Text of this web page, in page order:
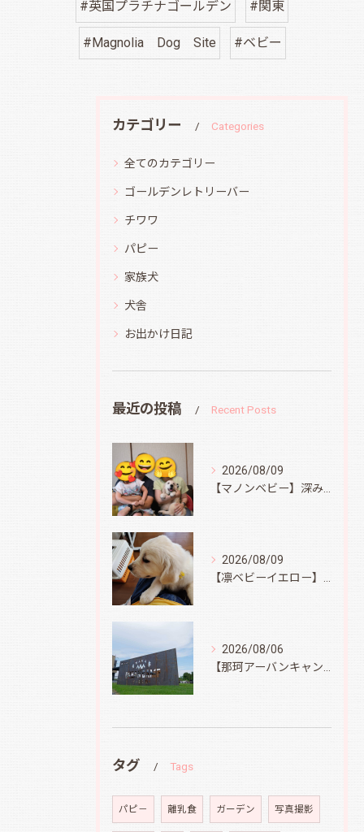
#英国プラチナゴールデン #関東
#Magnolia Dog Site #ベビー
カテゴリー Categories
全てのカテゴリー
ゴールデンレトリーバー
チワワ
パピー
家族犬
犬舎
お出かけ日記
最近の投稿 Recent Posts
2026/08/09
2026/08/09
2026/08/06
タグ Tags
パピ－ 離乳食 ガーデン 写真撮影